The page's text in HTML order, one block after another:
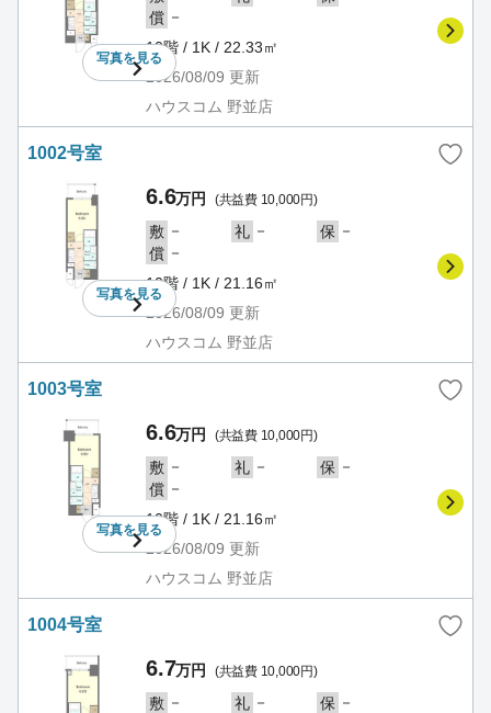
写真を見る
償 －
10階 / 1K / 22.33㎡
2026/08/09 更新
ハウスコム 野並店
1002号室
写真を見る
6.6万円 (共益費 10,000円)
敷 － 礼 － 保 －
償 －
10階 / 1K / 21.16㎡
2026/08/09 更新
ハウスコム 野並店
1003号室
写真を見る
6.6万円 (共益費 10,000円)
敷 － 礼 － 保 －
償 －
10階 / 1K / 21.16㎡
2026/08/09 更新
ハウスコム 野並店
1004号室
6.7万円 (共益費 10,000円)
敷 － 礼 － 保 －